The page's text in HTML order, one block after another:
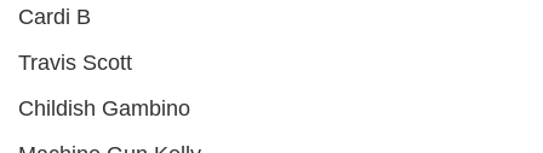
Cardi B
Travis Scott
Childish Gambino